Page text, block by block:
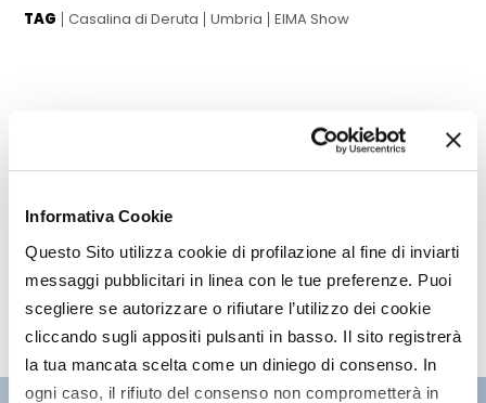
Informativa Cookie
Questo Sito utilizza cookie di profilazione al fine di inviarti
messaggi pubblicitari in linea con le tue preferenze. Puoi
scegliere se autorizzare o rifiutare l’utilizzo dei cookie
cliccando sugli appositi pulsanti in basso. Il sito registrerà
la tua mancata scelta come un diniego di consenso. In
ogni caso, il rifiuto del consenso non comprometterà in
TAG Casalina di Deruta Umbria EIMA Show
I PIÙ LETTI
degli ultimi numeri